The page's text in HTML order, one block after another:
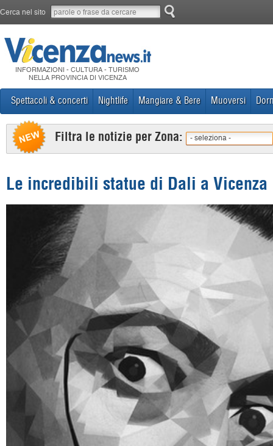
Cerca nel sito
INFORMAZIONI - CULTURA - TURISMO
NELLA PROVINCIA DI VICENZA
Spettacoli & concerti Nightlife Mangiare & Bere Muoversi
Filtra le notizie per Zona: - seleziona -
Le incredibili statue di Dali a Vicenza